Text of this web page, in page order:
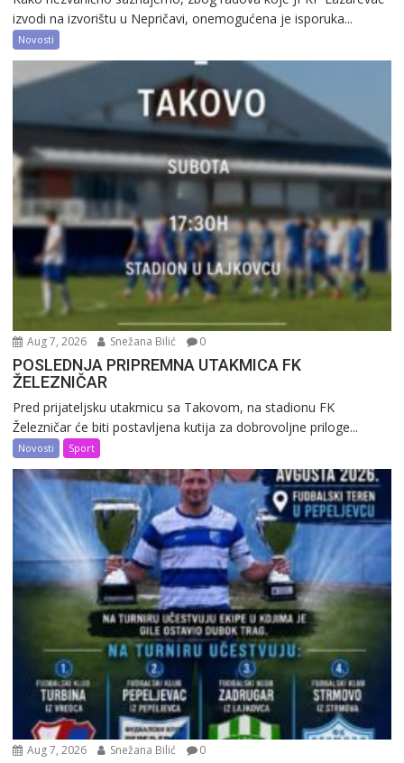
izvodi na izvorištu u Nepričavi, onemogućena je isporuka...
Novosti
Aug 7, 2026 Snežana Bilić 0
POSLEDNJA PRIPREMNA UTAKMICA FK
ŽELEZNIČAR
Pred prijateljsku utakmicu sa Takovom, na stadionu FK
Železničar će biti postavljena kutija za dobrovoljne priloge...
Novosti Sport
Aug 7, 2026 Snežana Bilić 0